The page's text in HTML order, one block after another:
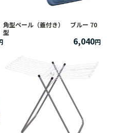
角型ペール（蓋付き） ブルー 70
型
6,040